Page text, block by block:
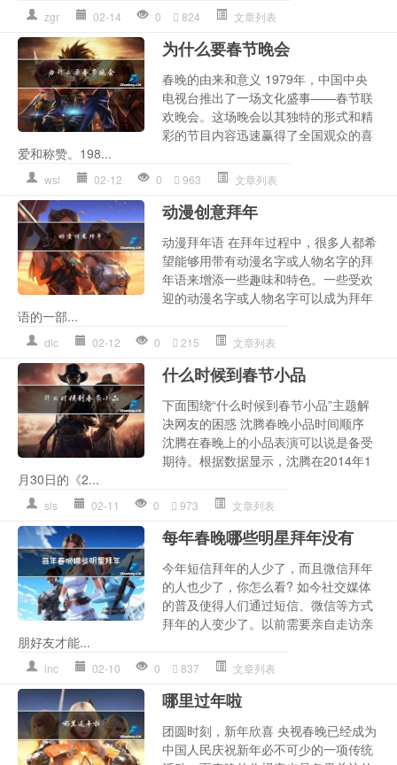
zgr 02-14 0 824 文章列表
为什么要春节晚会
春晚的由来和意义 1979年，中国中央
电视台推出了一场文化盛事——春节联
欢晚会。这场晚会以其独特的形式和精
彩的节目内容迅速赢得了全国观众的喜
爱和称赞。198...
wsl 02-12 0 963 文章列表
动漫创意拜年
动漫拜年语 在拜年过程中，很多人都希
望能够用带有动漫名字或人物名字的拜
年语来增添一些趣味和特色。一些受欢
迎的动漫名字或人物名字可以成为拜年
语的一部...
dlc 02-12 0 215 文章列表
什么时候到春节小品
下面围绕“什么时候到春节小品”主题解
决网友的困惑 沈腾春晚小品时间顺序
沈腾在春晚上的小品表演可以说是备受
期待。根据数据显示，沈腾在2014年1
月30日的《2...
sls 02-11 0 973 文章列表
每年春晚哪些明星拜年没有
今年短信拜年的人少了，而且微信拜年
的人也少了，你怎么看? 如今社交媒体
的普及使得人们通过短信、微信等方式
拜年的人变少了。以前需要亲自走访亲
朋好友才能...
lnc 02-10 0 837 文章列表
哪里过年啦
团圆时刻，新年欣喜 央视春晚已经成为
中国人民庆祝新年必不可少的一项传统